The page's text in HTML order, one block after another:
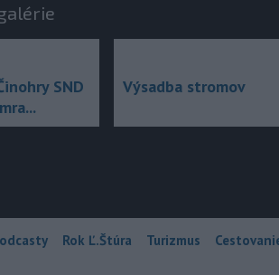
SND
Výsadba stromov
Rok Ľ.Štúra Turizmus